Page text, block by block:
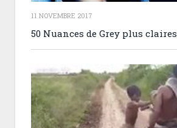
11 NOVEMBRE 2017
50 Nuances de Grey plus claires